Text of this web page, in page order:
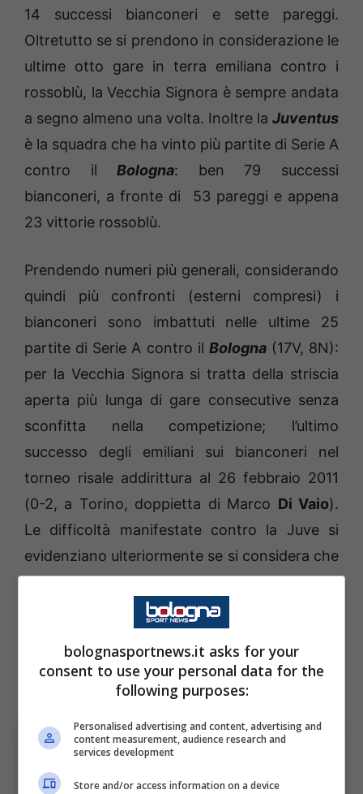
14 successi bianconeri e sette pareggi.
Oltretutto se si prendono in considerazione le
ultime otto gare in terra emiliana contro i
rossoblù, la Vecchia Signora è sempre andata
a segno almeno una volta. Inoltre la Juventus
è la squadra che ha vinto più partite di Serie A
contro ilBologna: ben 79 successi
bianconeri, a fronte di 53 pareggi e appena
23 vittorie rossoblù.
Prendendo numeri più generali, considerando
quindi più confronti (esterni compresi) i
bianconeri sono imbattuti nelle ultime 25
partite di Serie A contro il Bologna(17V, 8N):
per la Vecchia Signora si tratta della striscia
aperta più lunga di gare consecutive senza
sconfitta nella competizione; l’ultimo
successo degli emiliani sui bianconeri nel
torneo risale addirittura al 26 febbraio 2011
(0-2, a Torino, doppietta di Marco Di Vaio).
Le difficoltà manifestate contro la Juve si
evidenziano ulteriormente se si considera che
la passata stagione, nonostante il
momentaneo vantaggio (3-0,
Castro) i felsinei non sono riusciti
comunque a vincere, venendo agguantati sul
bolognasportnews.it asks for your
consent to use your personal data for the
following purposes:
Personalised advertising and content, advertising and
content measurement, audience research and
services development
Store and/or access information on a device